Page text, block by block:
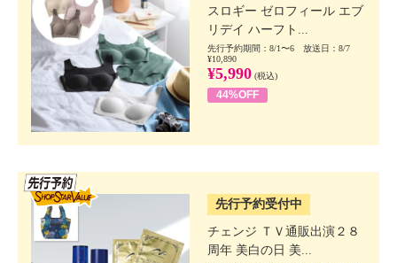
スロギー ゼロフィール エブ
リデイ ハーフト...
先行予約期間：8/1〜6 放送日：8/7
¥10,890
¥5,990 (税込)
44%OFF
先行予約受付中
チェンジ ＴＶ通販出演２８
周年 美白の日 美...